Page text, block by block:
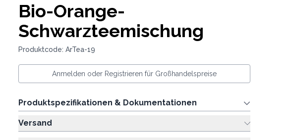
Bio-Orange-
Schwarzteemischung
Produktcode: ArTea-19
Anmelden oder Registrieren für Großhandelspreise
Produktspezifikationen & Dokumentationen
Versand